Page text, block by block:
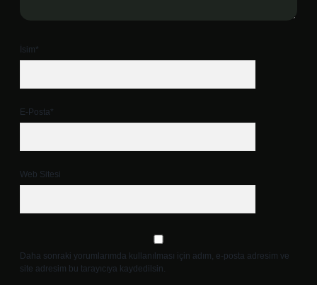
İsim*
E-Posta*
Web Sitesi
Daha sonraki yorumlarımda kullanılması için adım, e-posta adresim ve
site adresim bu tarayıcıya kaydedilsin.